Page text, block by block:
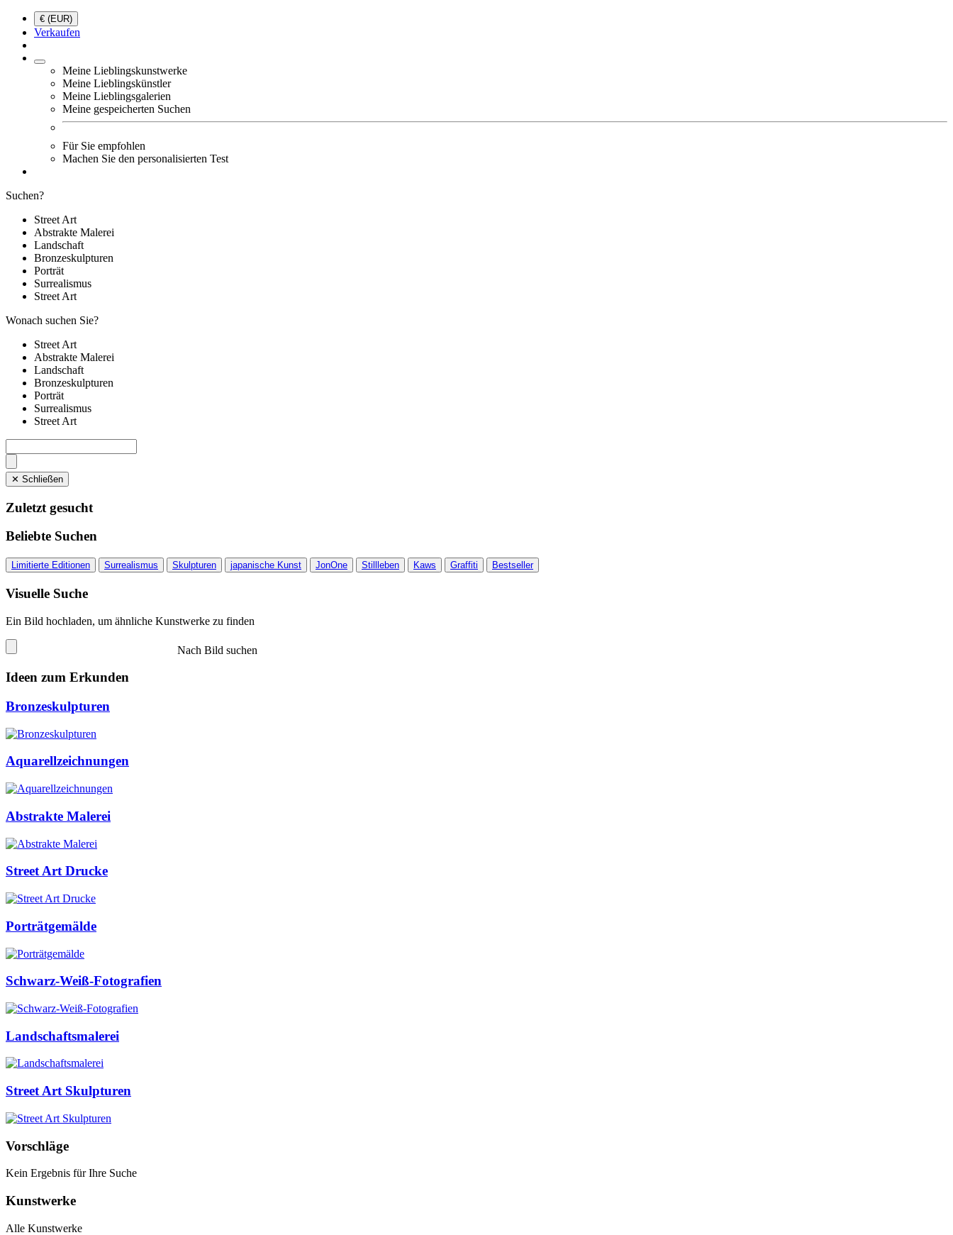
€ (EUR)
Verkaufen
Meine Lieblingskunstwerke
Meine Lieblingskünstler
Meine Lieblingsgalerien
Meine gespeicherten Suchen
Für Sie empfohlen
Machen Sie den personalisierten Test
Suchen?
Street Art
Abstrakte Malerei
Landschaft
Bronzeskulpturen
Porträt
Surrealismus
Street Art
Wonach suchen Sie?
Street Art
Abstrakte Malerei
Landschaft
Bronzeskulpturen
Porträt
Surrealismus
Street Art
✕ Schließen
Zuletzt gesucht
Beliebte Suchen
Limitierte Editionen Surrealismus Skulpturen japanische Kunst JonOne Stillleben Kaws Graffiti Bestseller
Visuelle Suche
Ein Bild hochladen, um ähnliche Kunstwerke zu finden
Nach Bild suchen
Ideen zum Erkunden
Bronzeskulpturen
Aquarellzeichnungen
Abstrakte Malerei
Street Art Drucke
Porträtgemälde
Schwarz-Weiß-Fotografien
Landschaftsmalerei
Street Art Skulpturen
Vorschläge
Kein Ergebnis für Ihre Suche
Kunstwerke
Alle Kunstwerke